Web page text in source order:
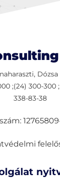
;(24) 300-300
338-83-38